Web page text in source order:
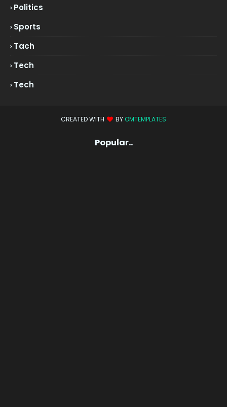
Politics
Sports
Tach
Tech
Tech
CREATED WITH BY OMTEMPLATES
Popular..